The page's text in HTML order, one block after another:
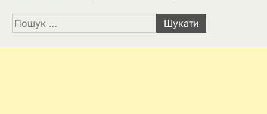
Пошук: